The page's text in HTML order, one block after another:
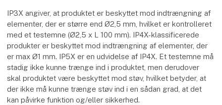
IP3X angiver, at produktet er beskyttet mod indtrængning af
elementer, der er større end Ø2,5 mm, hvilket er kontrolleret
med et testemne (Ø2,5 x L 100 mm). IP4X-klassificerede
produkter er beskyttet mod indtrængning af elementer, der
er max Ø1 mm. IP5X er en udvidelse af IP4X. Et testemne må
stadig ikke kunne trænge ind i produktet, men derudover
skal produktet være beskyttet mod støv, hvilket betyder, at
der ikke må kunne trænge støv ind i en sådan grad, at det
kan påvirke funktion og/eller sikkerhed.